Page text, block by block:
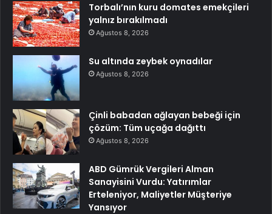
Torbalı’nın kuru domates emekçileri
yalnız bırakılmadı
Ağustos 8, 2026
Su altında zeybek oynadılar
Ağustos 8, 2026
Çinli babadan ağlayan bebeği için
çözüm: Tüm uçağa dağıttı
Ağustos 8, 2026
ABD Gümrük Vergileri Alman
Sanayisini Vurdu: Yatırımlar
Erteleniyor, Maliyetler Müşteriye
Yansıyor